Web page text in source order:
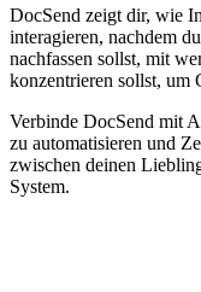
DocSend zeigt dir, wie
interagieren, nachdem
nachfassen sollst, mit
konzentrieren sollst, um
Verbinde DocSend mit
zu automatisieren und
zwischen deinen
System.